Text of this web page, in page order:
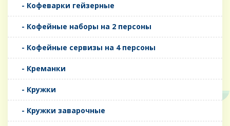
- Кофеварки гейзерные
- Кофейные наборы на 2 персоны
- Кофейные сервизы на 4 персоны
- Креманки
- Кружки
- Кружки заварочные